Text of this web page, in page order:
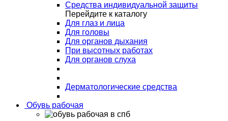
Средства индивидуальной защиты
Перейдите к каталогу
Для глаз и лица
Для головы
Для органов дыхания
При высотных работах
Для органов слуха
Дерматологические средства
Обувь рабочая